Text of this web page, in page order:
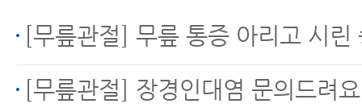
[무릎관절] 무릎 통증 아리고 시린
[무릎관절] 장경인대염 문의드려